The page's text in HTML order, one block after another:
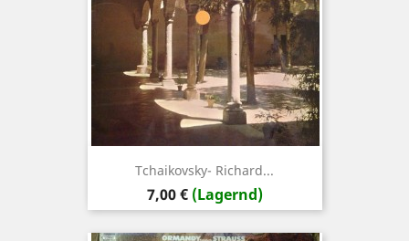
Tchaikovsky- Richard...
Preis
7,00 € (Lagernd)